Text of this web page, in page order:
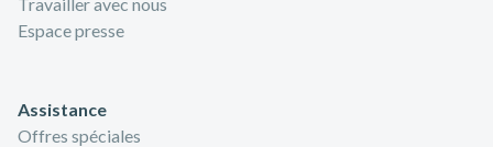
Espace presse
Assistance
Offres spéciales